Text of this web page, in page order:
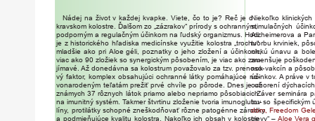
Nádej na život v každej kvapke. Viete, čo to je? Reč je o
kravskom kolostre. Ďalšom zo „zázrakov“ prírody s ochranným,
podporným a regulačným účinkom na ľudský organizmus. Hoci
je z historického hľadiska medicínske využitie kolostra „trochu“
mladšie ako pri Aloe géli, poznatky o jeho zložení a účinkoch,
viac ako 90 zložiek so synergickým pôsobením, je viac ako zau-
jímavé. Až donedávna sa kolostrum považovalo za tzv. prenoso-
vý faktor, komplex obsahujúci ochranné látky pomáhajúce no-
vonarodeným teľatám prežiť prvé chvíle po pôrode. Dnes je už
známych 37 rôznych látok priamo alebo nepriamo pôsobiacich
na imunitný systém. Takmer štvrtinu zloženie tvoria imunoglubu-
líny, protilátky schopné zneškodňovať rôzne patogénne zárodky
a podmieňujúce kvalitu kolostra. Nakoľko ich obsah v kolostre
Niekoľko klinických
stimulačných
Alzheimerova a
tvorbu krviniek,
nickú únavu a
zmenšuje
nok vakcín a
účinkov. A práve v
ochorení dýchacích
Záver seminára
tov so špecifickým
dom, Freedom
cievy“ – Aloe Vera